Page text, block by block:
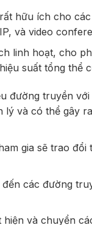
hữu ích cho
và video
linh hoạt, cho
suất tổng thể
đường truyền
và có thể gây
gia sẽ trao
các đường
và chuyển